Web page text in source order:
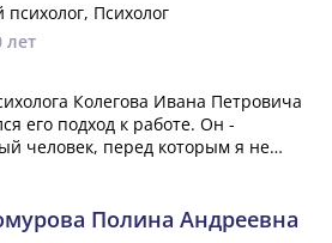
психолог, Психолог
лет
Колегова Ивана Петровича
его подход к работе. Он -
человек, перед которым я не
благо...»
Полина Андреевна